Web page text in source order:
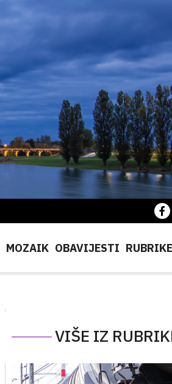
MOZAIK OBAVIJESTI RUBRIKE
VIŠE IZ